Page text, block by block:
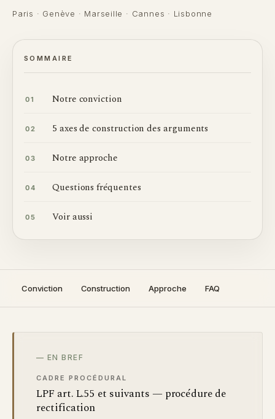
Paris · Genève · Marseille · Cannes · Lisbonne
SOMMAIRE
01 Notre conviction
02 5 axes de construction des arguments
03 Notre approche
04 Questions fréquentes
05 Voir aussi
Conviction Construction Approche FAQ
— EN BREF
CADRE PROCÉDURAL
LPF art. L.55 et suivants — procédure de
rectification